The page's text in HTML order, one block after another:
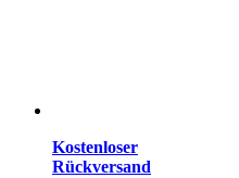
Kostenloser
Rückversand